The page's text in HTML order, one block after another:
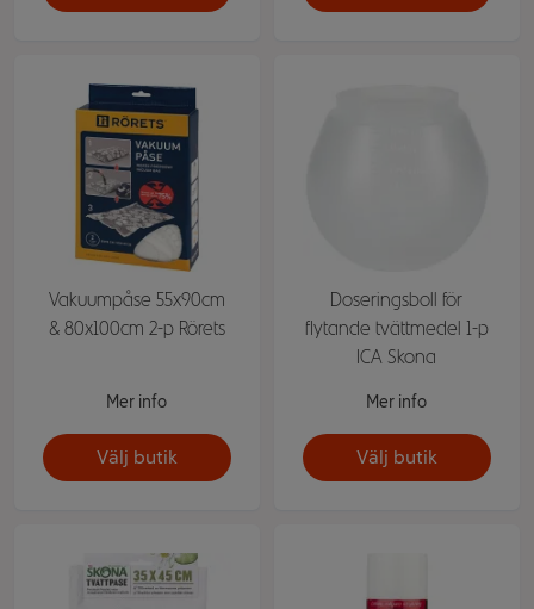
Vakuumpåse 55x90cm
& 80x100cm 2-p Rörets
Mer info
Välj butik
Doseringsboll för
flytande tvättmedel 1-p
ICA Skona
Mer info
Välj butik